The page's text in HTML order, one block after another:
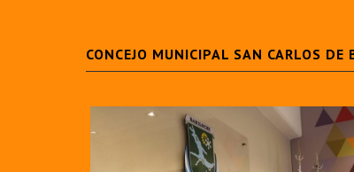
CONCEJO MUNICIPAL SAN CARLOS DE